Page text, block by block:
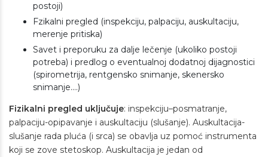
postoji)
Fzikalni pregled (inspekciju, palpaciju, auskultaciju,
merenje pritiska)
Savet i preporuku za dalje lečenje (ukoliko postoji
potreba) i predlog o eventualnoj dodatnoj dijagnostici
(spirometrija, rentgensko snimanje, skenersko
snimanje….)
Fizikalni pregled uključuje: inspekciju–posmatranje,
palpaciju-opipavanje i auskultaciju (slušanje). Auskultacija-
slušanje rada pluća (i srca) se obavlja uz pomoć instrumenta
koji se zove stetoskop. Auskultacija je jedan od